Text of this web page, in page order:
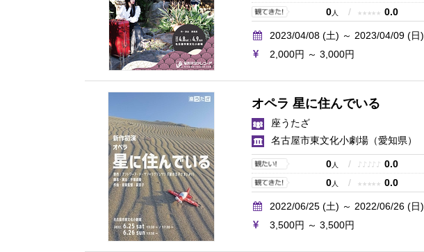
0人 / ★ ★ ★ ★ ★ 0.0
2023/04/08 (土) ～ 2023/04/09 (日)
2,000円 ～ 3,000円
オペラ 星に住んでいる
座うたざ
名古屋市東文化小劇場 （愛知県）
0人 / ♪ ♪ ♪ ♪ ♪
0.0
0人 / ★ ★ ★ ★ ★ 0.0
2022/06/25 (土) ～ 2022/06/26 (日)
3,500円 ～ 3,500円